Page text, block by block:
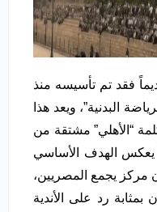
فقد تم تأسيسه منذ
البدنية”، ويعد هذا
“الأهلي” مشتقة من
يعكس الهدف الأساسي
مركز يجمع المصريين،
رد على الأندية